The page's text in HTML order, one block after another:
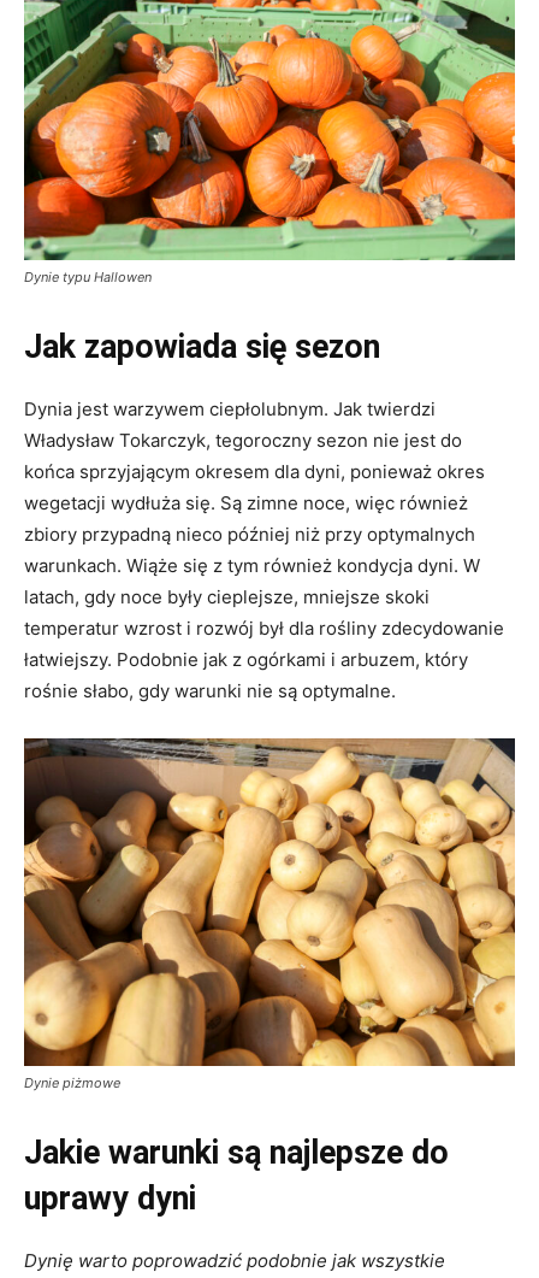
Dynie typu Hallowen
Jak zapowiada się sezon
Dynia jest warzywem ciepłolubnym. Jak twierdzi
Władysław Tokarczyk, tegoroczny sezon nie jest do
końca sprzyjającym okresem dla dyni, ponieważ okres
wegetacji wydłuża się. Są zimne noce, więc również
zbiory przypadną nieco później niż przy optymalnych
warunkach. Wiąże się z tym również kondycja dyni. W
latach, gdy noce były cieplejsze, mniejsze skoki
temperatur wzrost i rozwój był dla rośliny zdecydowanie
łatwiejszy. Podobnie jak z ogórkami i arbuzem, który
rośnie słabo, gdy warunki nie są optymalne.
Dynie piżmowe
Jakie warunki są najlepsze do
uprawy dyni
Dynię warto poprowadzić podobnie jak wszystkie